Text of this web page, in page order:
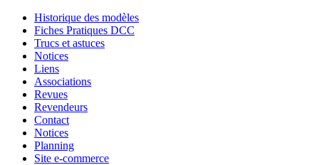
Historique des modèles
Fiches Pratiques DCC
Trucs et astuces
Notices
Liens
Associations
Revues
Revendeurs
Contact
Notices
Planning
Site e-commerce